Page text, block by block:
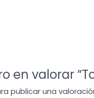
en valorar
publicar una